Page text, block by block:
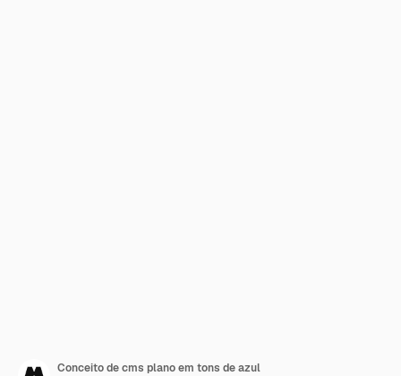
Conceito de cms plano em tons de azul